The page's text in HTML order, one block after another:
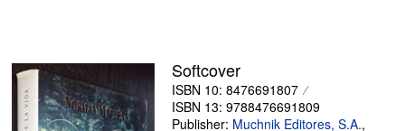
Textbooks
Sellers
Start Selling
Softcover
ISBN 10: 8476691807
ISBN 13: 9788476691809
Publisher: Muchnik Editores, S.A.,